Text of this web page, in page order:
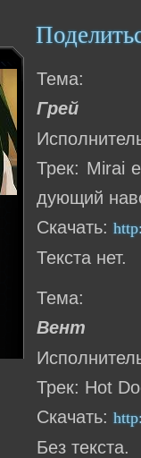
Тема:
Грей
Трек: Mirai
дующий
Скачать:
Текста нет.
Тема:
Вент
Трек: Hot
Скачать:
Без текста.